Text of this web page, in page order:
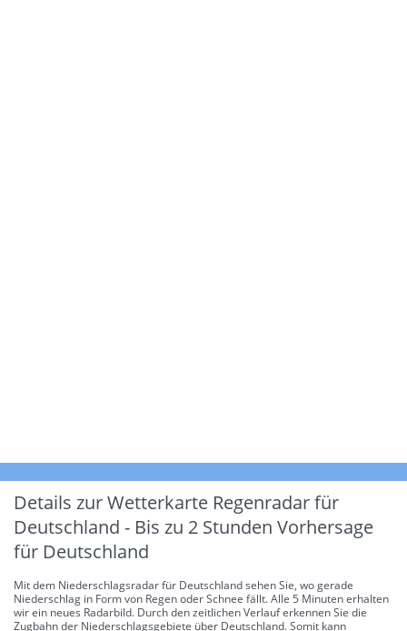
Details zur Wetterkarte Regenradar für
Deutschland - Bis zu 2 Stunden Vorhersage
für Deutschland
Mit dem Niederschlagsradar für Deutschland sehen Sie, wo gerade
Niederschlag in Form von Regen oder Schnee fällt. Alle 5 Minuten erhalten
wir ein neues Radarbild. Durch den zeitlichen Verlauf erkennen Sie die
Zugbahn der Niederschlagsgebiete über Deutschland. Somit kann